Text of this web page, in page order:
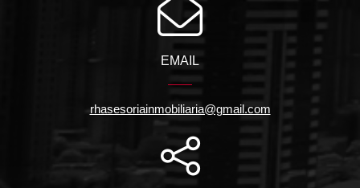
EMAIL
rhasesoriainmobiliaria@gmail.com